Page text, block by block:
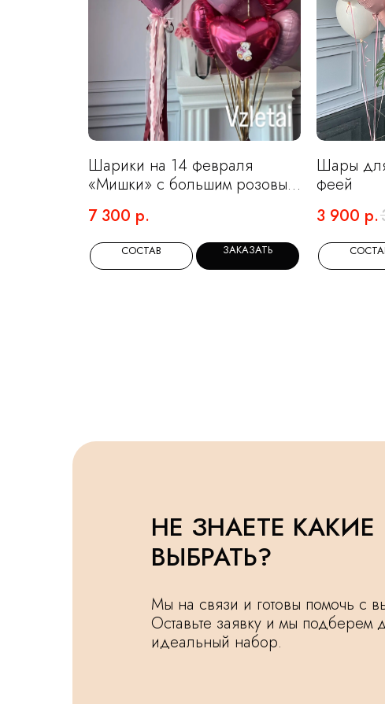
Шарики на 14 февраля
«Мишки» с большим розовым
сердечек
7 300 р.
СОСТАВ ЗАКАЗАТЬ
Шары
феей
3 900 р.
НЕ ЗНАЕТЕ
ВЫБРАТЬ?
Мы на связи и готовы помочь с
Оставьте заявку и мы подберем
идеальный набор.